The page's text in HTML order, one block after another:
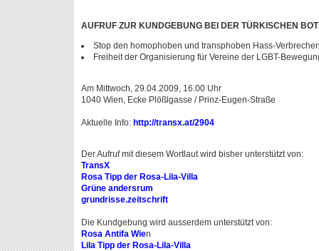
AUFRUF ZUR KUNDGEBUNG BEI DER TÜRKISCHEN
Stop den homophoben und transphoben Hass-
Freiheit der Organisierung für Vereine der LGBT-
Am Mittwoch, 29.04.2009, 16.00 Uhr
1040 Wien, Ecke Plößlgasse / Prinz-Eugen-Straße
Aktuelle Info: http://transx.at/2904
Der Aufruf mit diesem Wortlaut wird bisher unterstützt von:
TransX
Rosa Tipp der Rosa-Lila-Villa
Grüne andersrum
grundrisse.zeitschrift
Die Kundgebung wird ausserdem unterstützt von:
Rosa Antifa Wien
Lila Tipp der Rosa-Lila-Villa